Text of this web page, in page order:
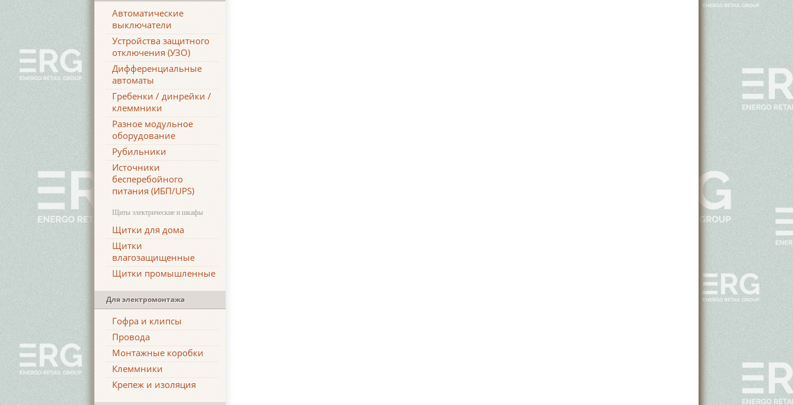
Автоматические
выключатели
Устройства защитного
отключения (УЗО)
Дифференциальные
автоматы
Гребенки / динрейки /
клеммники
Разное модульное
оборудование
Рубильники
Источники
бесперебойного
питания (ИБП/UPS)
Щиты электрические и шкафы
Щитки для дома
Щитки
влагозащищенные
Щитки промышленные
Для электромонтажа
Гофра и клипсы
Провода
Монтажные коробки
Клеммники
Крепеж и изоляция